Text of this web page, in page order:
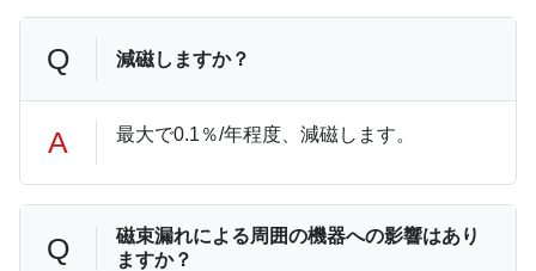
Q 減磁しますか？
A 最大で0.1％/年程度、減磁します。
Q
磁束漏れによる周囲の機器への影響はあり
ますか？